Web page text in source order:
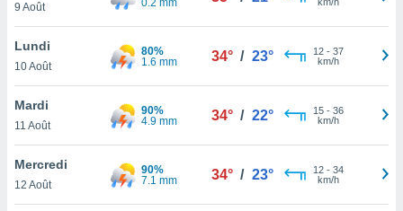
le
ainsi
un
la
du
9 Août
Lundi
10 Août
80%
1.6 mm
34° / 23° 12- 37
km/h
Mardi
11 Août
90%
4.9 mm
34° / 22° 15- 36
km/h
Mercredi
12 Août
90%
7.1 mm
34° / 23° 12- 34
km/h